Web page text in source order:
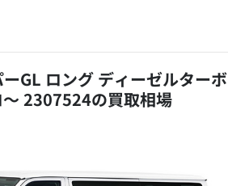
GL ロング ディーゼルター
2307524の買取相場